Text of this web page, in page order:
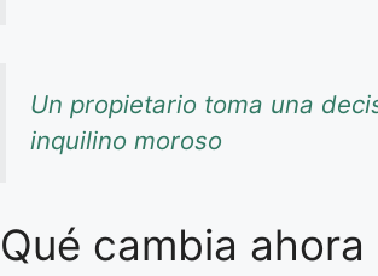
Un propietario toma una
inquilino moroso
Qué cambia